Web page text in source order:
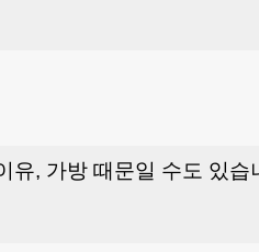
유, 가방 때문일 수도 있습